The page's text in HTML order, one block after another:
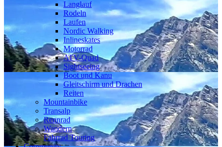
Langlauf
Rodeln
Laufen
Nordic Walking
Inlineskates
Motorrad
ATV-Quad
Sightseeing
Boot und Kanu
Gleitschirm und Drachen
Reiten
Mountainbike
Transalp
Rennrad
Wandern
Fahrrad Touring